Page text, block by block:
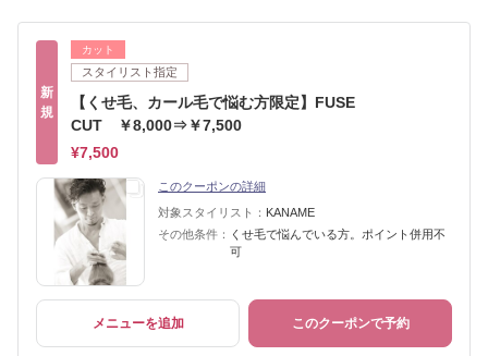
新
規
カット
スタイリスト指定
【くせ毛、カール毛で悩む方限定】FUSE
CUT ￥8,000⇒￥7,500
¥7,500
このクーポンの詳細
対象スタイリスト： KANAME
その他条件：
くせ毛で悩んでいる方。ポイント併用不
可
メニューを追加 このクーポンで予約